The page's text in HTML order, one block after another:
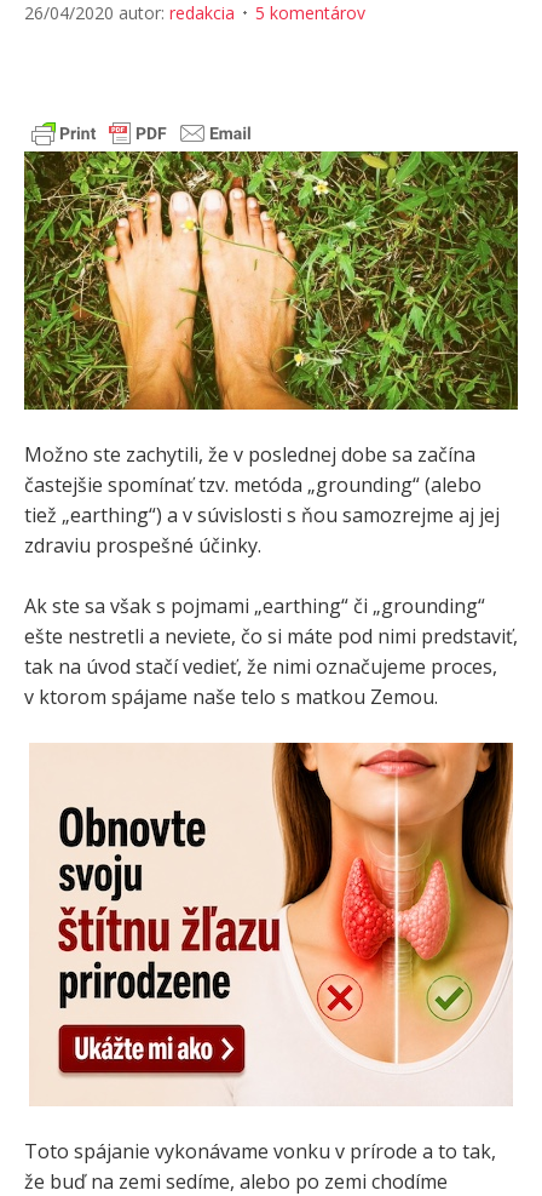
26/04/2020 autor: redakcia 5 komentárov
Možno ste zachytili, že v poslednej dobe sa začína
častejšie spomínať tzv. metóda „grounding“ (alebo
tiež „earthing“) a v súvislosti s ňou samozrejme aj jej
zdraviu prospešné účinky.
Ak ste sa však s pojmami „earthing“ či „grounding“
ešte nestretli a neviete, čo si máte pod nimi predstaviť,
tak na úvod stačí vedieť, že nimi označujeme proces,
v ktorom spájame naše telo s matkou Zemou.
Toto spájanie vykonávame vonku v prírode a to tak,
že buď na zemi sedíme, alebo po zemi chodíme